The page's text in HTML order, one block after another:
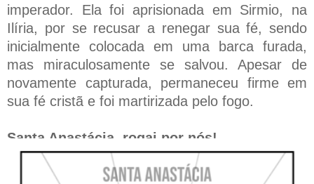
imperador. Ela foi aprisionada em Sirmio, na
Ilíria, por se recusar a renegar sua fé, sendo
inicialmente colocada em uma barca furada,
mas miraculosamente se salvou. Apesar de
novamente capturada, permaneceu firme em
sua fé cristã e foi martirizada pelo fogo.
Santa Anastácia, rogai por nós!